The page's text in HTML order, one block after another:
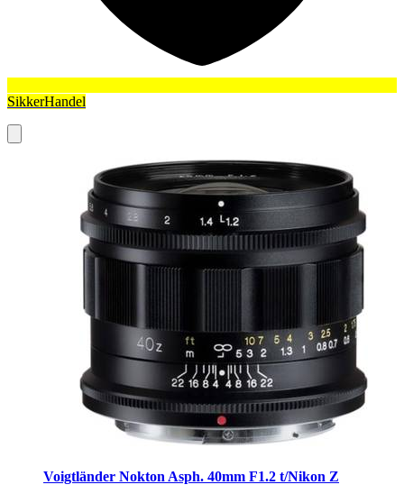
SikkerHandel
Voigtländer Nokton Asph. 40mm F1.2 t/Nikon Z